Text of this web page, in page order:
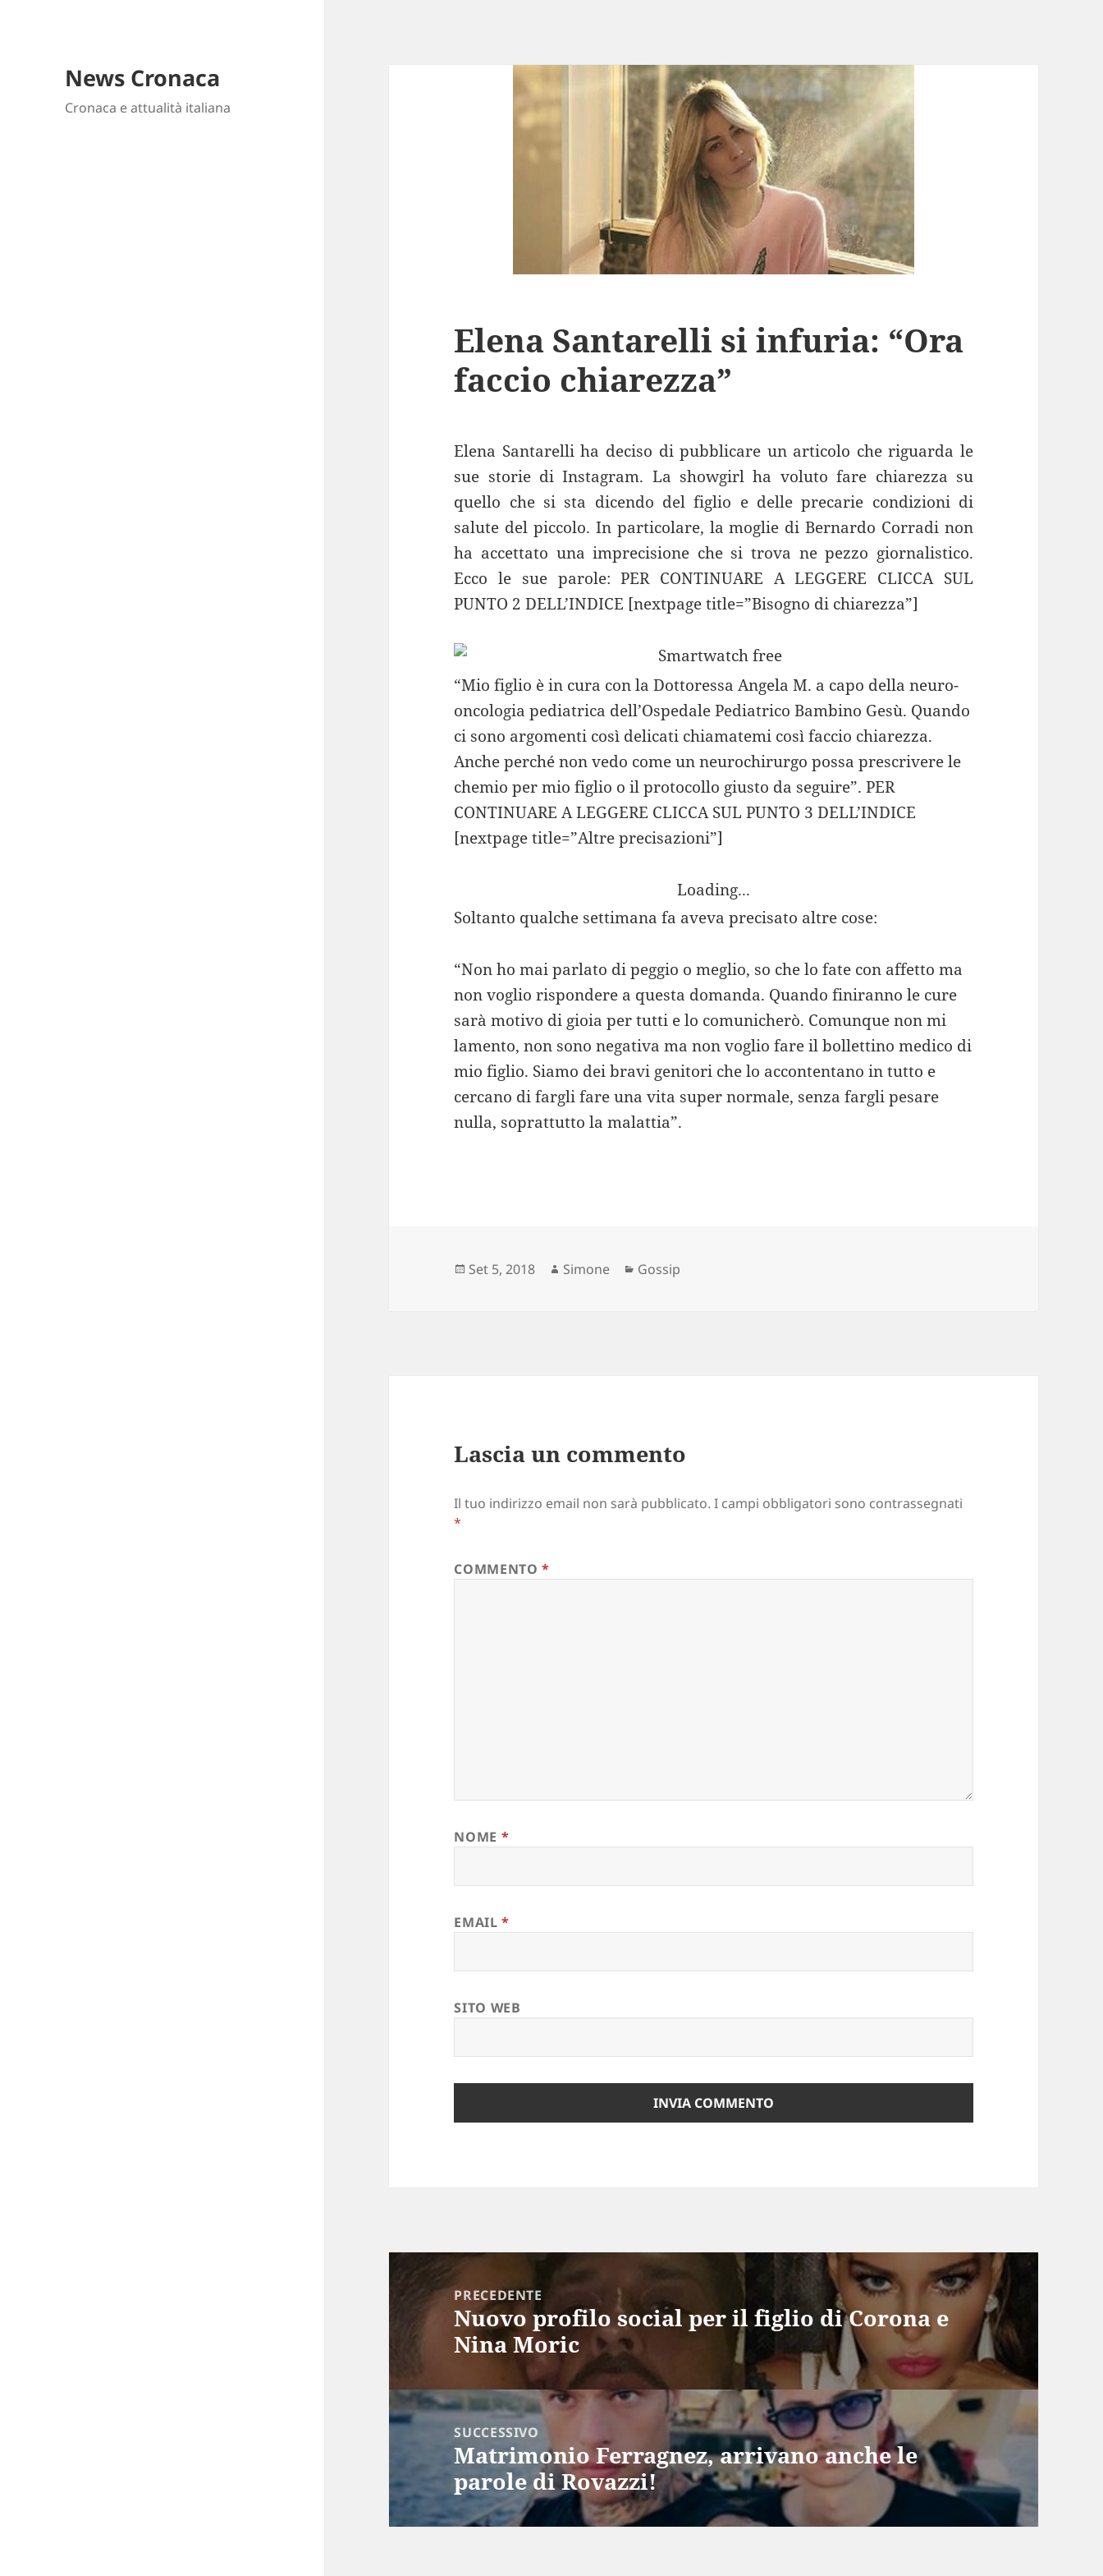
News Cronaca
Cronaca e attualità italiana
Elena Santarelli si infuria: “Ora
faccio chiarezza”
Elena Santarelli ha deciso di pubblicare un articolo che riguarda le
sue storie di Instagram. La showgirl ha voluto fare chiarezza su
quello che si sta dicendo del figlio e delle precarie condizioni di
salute del piccolo. In particolare, la moglie di Bernardo Corradi non
ha accettato una imprecisione che si trova ne pezzo giornalistico.
Ecco le sue parole: PER CONTINUARE A LEGGERE CLICCA SUL
PUNTO 2 DELL’INDICE [nextpage title=”Bisogno di chiarezza”]
“Mio figlio è in cura con la Dottoressa Angela M. a capo della neuro-
oncologia pediatrica dell’Ospedale Pediatrico Bambino Gesù. Quando
ci sono argomenti così delicati chiamatemi così faccio chiarezza.
Anche perché non vedo come un neurochirurgo possa prescrivere le
chemio per mio figlio o il protocollo giusto da seguire”. PER
CONTINUARE A LEGGERE CLICCA SUL PUNTO 3 DELL’INDICE
[nextpage title=”Altre precisazioni”]
Loading...
Soltanto qualche settimana fa aveva precisato altre cose:
“Non ho mai parlato di peggio o meglio, so che lo fate con affetto ma
non voglio rispondere a questa domanda. Quando finiranno le cure
sarà motivo di gioia per tutti e lo comunicherò. Comunque non mi
lamento, non sono negativa ma non voglio fare il bollettino medico di
mio figlio. Siamo dei bravi genitori che lo accontentano in tutto e
cercano di fargli fare una vita super normale, senza fargli pesare
nulla, soprattutto la malattia”.
Scritto
Set 5, 2018 Autore
Simone Categorie
Gossip
Lascia un commento
Il tuo indirizzo email non sarà pubblicato. I campi obbligatori sono contrassegnati
*
COMMENTO*
NOME *
EMAIL*
SITO WEB
Navigazione
articoli PRECEDENTE
Articolo
precedente:
Nuovo profilo social per il figlio di Corona e
Nina Moric
SUCCESSIVO
Articolo
successivo:
Matrimonio Ferragnez, arrivano anche le
parole di Rovazzi!